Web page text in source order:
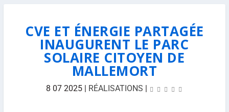
CVE ET ÉNERGIE PARTAGÉE
INAUGURENT LE PARC
SOLAIRE CITOYEN DE
MALLEMORT
8 07 2025| RÉALISATIONS |